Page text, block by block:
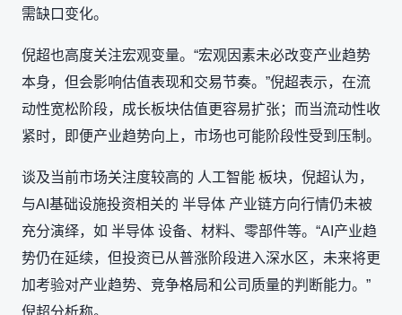
需缺口变化。
倪超也高度关注宏观变量。“宏观因素未必改变产业趋势
本身，但会影响估值表现和交易节奏。”倪超表示，在流
动性宽松阶段，成长板块估值更容易扩张；而当流动性收
紧时，即便产业趋势向上，市场也可能阶段性受到压制。
谈及当前市场关注度较高的 人工智能 板块，倪超认为，
与AI基础设施投资相关的 半导体 产业链方向行情仍未被
充分演绎，如 半导体 设备、材料、零部件等。“AI产业趋
势仍在延续，但投资已从普涨阶段进入深水区，未来将更
加考验对产业趋势、竞争格局和公司质量的判断能力。”
倪超分析称。